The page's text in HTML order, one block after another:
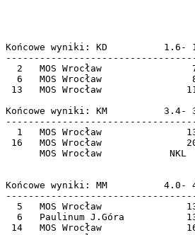
Końcowe wyniki: KD          1.6-
2   MOS Wrocław
6   MOS Wrocław
13   MOS Wrocław
Końcowe wyniki: KM          3.4-
1   MOS Wrocław
16   MOS Wrocław
MOS Wrocław            NKL
Końcowe wyniki: MM          4.0-
5   MOS Wrocław
6   Paulinum J.Góra
14   MOS Wrocław